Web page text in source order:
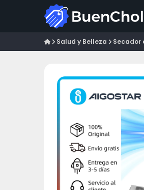
Salud y Belleza Secador